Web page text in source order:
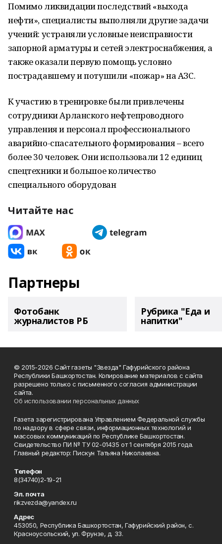
Помимо ликвидации последствий «выхода
нефти», специалисты выполняли другие задачи
учений: устраняли условные неисправности
запорной арматуры и сетей электроснабжения, а
также оказали первую помощь условно
пострадавшему и потушили «пожар» на АЗС.
К участию в тренировке были привлечены
сотрудники Арланского нефтепроводного
управления и персонал профессионального
аварийно-спасательного формирования – всего
более 30 человек. Они использовали 12 единиц
спецтехники и большое количество
специального оборудован
Читайте нас
Партнеры
Фотобанк
журналистов РБ
Рубрика "Еда и
напитки"
© 2015-2026 Сайт газеты "Звезда" Гафурийского района
Республики Башкортостан. Копирование материалов с сайта
разрешено только с письменного согласия администрации
сайта.
Об использовании персональных данных
Газета зарегистрирована Управлением Федеральной службы
по надзору в сфере связи, информационных технологий и
массовых коммуникаций по Республике Башкортостан.
Свидетельство ПИ № ТУ 02-01435 от 1 сентября 2015 года.
Главный редактор: Пискун Татьяна Николаевна.
Телефон
8(34740)2-19-21
Эл. почта
rikzvezda@yandex.ru
Адрес
453050, Республика Башкортостан, Гафурийский район, с.
Красноусольский, ул. Фрунзе, д. 33.